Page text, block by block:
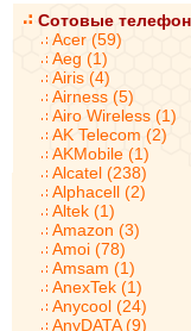
Сотовые
Acer (59)
Aeg (1)
Airis (4)
Airness (5)
Airo Wireless (1)
AK Telecom (2)
AKMobile (1)
Alcatel (238)
Alphacell (2)
Altek (1)
Amazon (3)
Amoi (78)
Amsam (1)
AnexTek (1)
Anycool (24)
AnyDATA (9)